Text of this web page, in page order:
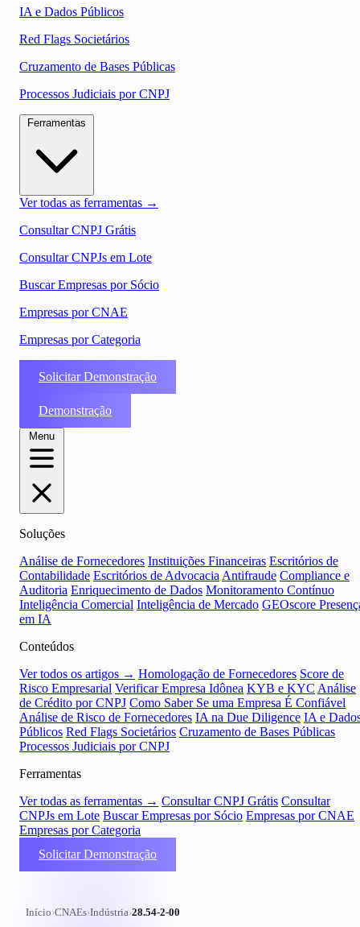
IA e Dados Públicos
Red Flags Societários
Cruzamento de Bases Públicas
Processos Judiciais por CNPJ
Ver todas as ferramentas →
Consultar CNPJ Grátis
Consultar CNPJs em Lote
Buscar Empresas por Sócio
Empresas por CNAE
Empresas por Categoria
Solicitar Demonstração
Demonstração
Menu
Soluções
Análise de Fornecedores Instituições Financeiras Escritórios de
Contabilidade Escritórios de Advocacia Antifraude Compliance e
Auditoria Enriquecimento de Dados Monitoramento Contínuo
Inteligência Comercial Inteligência de Mercado GEOscore
em IA
Conteúdos
Ver todos os artigos → Homologação de Fornecedores Score de
Risco Empresarial Verificar Empresa Idônea KYB e KYC Análise
de Crédito por CNPJ Como Saber Se uma Empresa É Confiável
Análise de Risco de Fornecedores IA na Due Diligence IA e
Públicos Red Flags Societários Cruzamento de Bases Públicas
Processos Judiciais por CNPJ
Ferramentas
Ver todas as ferramentas → Consultar CNPJ Grátis Consultar
CNPJs em Lote Buscar Empresas por Sócio Empresas por CNAE
Empresas por Categoria
Solicitar Demonstração
Início›CNAEs›Indústria›28.54-2-00